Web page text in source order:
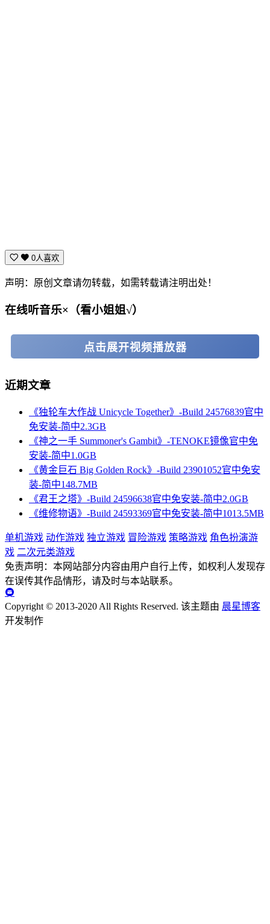
0人喜欢
声明：原创文章请勿转载，如需转载请注明出处！
在线听音乐×（看小姐姐√）
点击展开视频播放器
近期文章
《独轮车大作战 Unicycle Together》-Build 24576839官中
免安装-简中2.3GB
《神之一手 Summoner's Gambit》-TENOKE镜像官中免
安装-简中1.0GB
《黄金巨石 Big Golden Rock》-Build 23901052官中免安
装-简中148.7MB
《君王之塔》-Build 24596638官中免安装-简中2.0GB
《维修物语》-Build 24593369官中免安装-简中1013.5MB
单机游戏 动作游戏 独立游戏 冒险游戏 策略游戏 角色扮演游
戏 二次元类游戏
免责声明：本网站部分内容由用户自行上传，如权利人发现存
在误传其作品情形，请及时与本站联系。
Copyright © 2013-2020 All Rights Reserved. 该主题由 晨星博客
开发制作